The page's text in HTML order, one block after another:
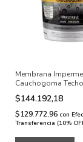
Membrana
Cauchogoma
Liquitech 20kg
$144.192,18
$129.772,96 con
Transferencia (10%